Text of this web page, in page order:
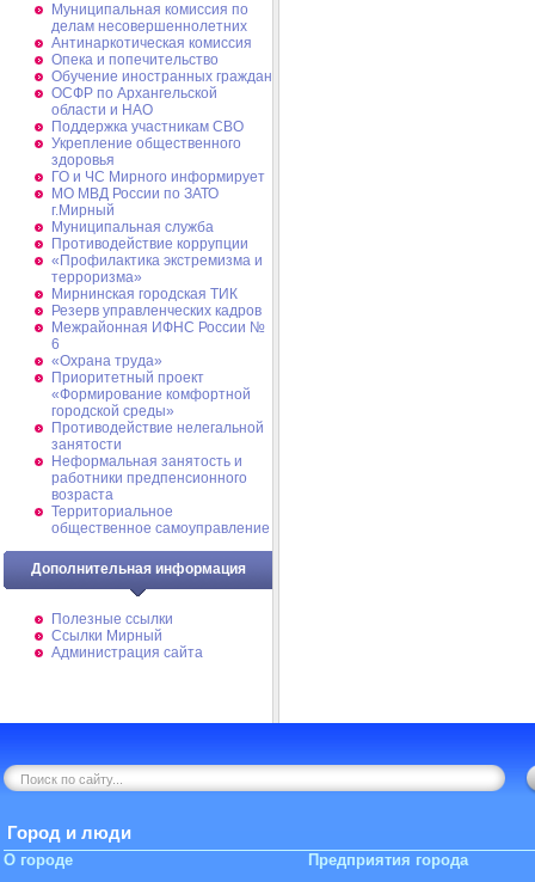
Муниципальная комиссия по
делам несовершеннолетних
Антинаркотическая комиссия
Опека и попечительство
Обучение иностранных граждан
ОСФР по Архангельской
области и НАО
Поддержка участникам СВО
Укрепление общественного
здоровья
ГО и ЧС Мирного информирует
МО МВД России по ЗАТО
г.Мирный
Муниципальная cлужба
Противодействие коррупции
«Профилактика экстремизма и
терроризма»
Мирнинская городская ТИК
Резерв управленческих кадров
Межрайонная ИФНС России №
6
«Охрана труда»
Приоритетный проект
«Формирование комфортной
городской среды»
Противодействие нелегальной
занятости
Неформальная занятость и
работники предпенсионного
возраста
Территориальное
общественное самоуправление
Дополнительная информация
Полезные ссылки
Ссылки Мирный
Администрация сайта
Город и люди
О городе Предприятия города